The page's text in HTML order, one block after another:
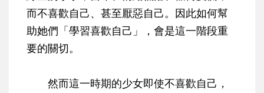
而不喜歡自己、甚至厭惡自己。因此如何幫
助她們「學習喜歡自己」，會是這一階段重
要的關切。
然而這一時期的少女即使不喜歡自己，